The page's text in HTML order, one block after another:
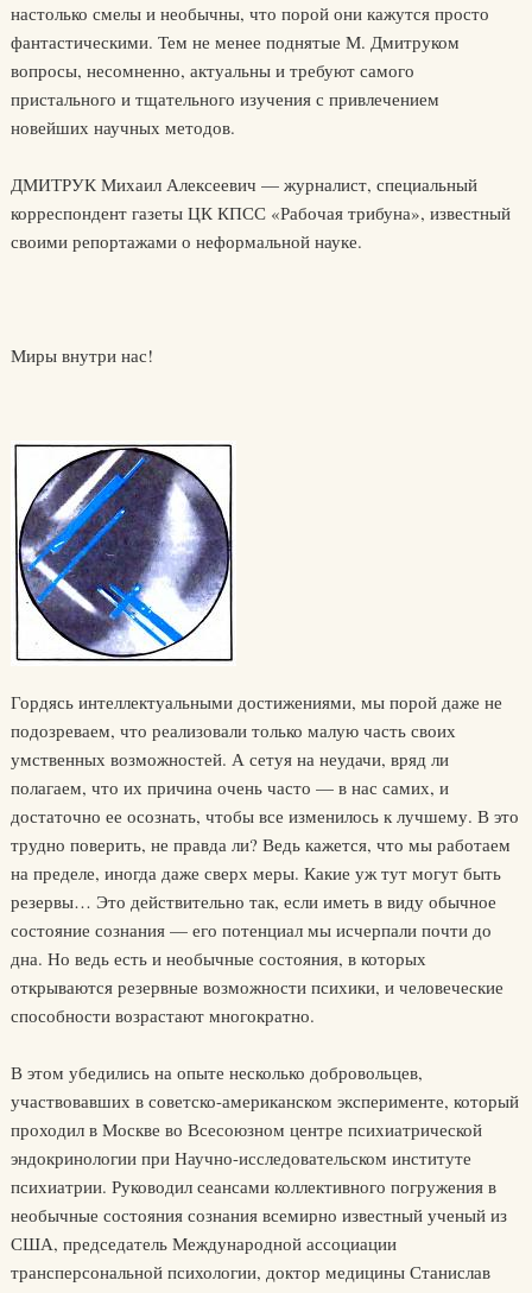
настолько смелы и необычны, что порой они кажутся просто
фантастическими. Тем не менее поднятые М. Дмитруком
вопросы, несомненно, актуальны и требуют самого
пристального и тщательного изучения с привлечением
новейших научных методов.
ДМИТРУК Михаил Алексеевич — журналист, специальный
корреспондент газеты ЦК КПСС «Рабочая трибуна», известный
своими репортажами о неформальной науке.
Миры внутри нас!
Гордясь интеллектуальными достижениями, мы порой даже не
подозреваем, что реализовали только малую часть своих
умственных возможностей. А сетуя на неудачи, вряд ли
полагаем, что их причина очень часто — в нас самих, и
достаточно ее осознать, чтобы все изменилось к лучшему. В это
трудно поверить, не правда ли? Ведь кажется, что мы работаем
на пределе, иногда даже сверх меры. Какие уж тут могут быть
резервы… Это действительно так, если иметь в виду обычное
состояние сознания — его потенциал мы исчерпали почти до
дна. Но ведь есть и необычные состояния, в которых
открываются резервные возможности психики, и человеческие
способности возрастают многократно.
В этом убедились на опыте несколько добровольцев,
участвовавших в советско-американском эксперименте, который
проходил в Москве во Всесоюзном центре психиатрической
эндокринологии при Научно-исследовательском институте
психиатрии. Руководил сеансами коллективного погружения в
необычные состояния сознания всемирно известный ученый из
США, председатель Международной ассоциации
трансперсональной психологии, доктор медицины Станислав